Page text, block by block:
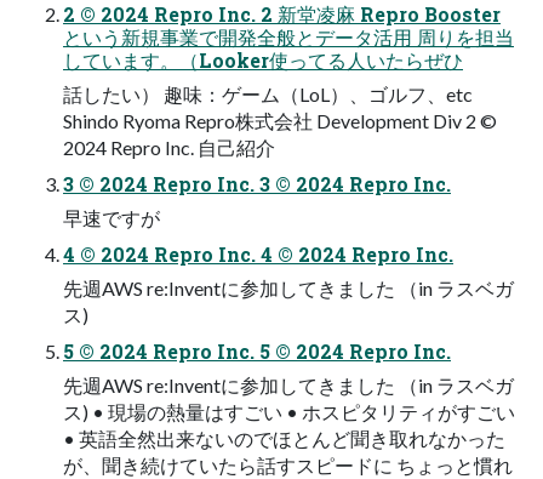
2 © 2024 Repro Inc. 2 新堂凌⿇ Repro Booster
という新規事業で開発全般とデータ活⽤ 周りを担当
しています。（Looker使ってる⼈いたらぜひ
話したい） 趣味：ゲーム（LoL）、ゴルフ、etc
Shindo Ryoma Repro株式会社 Development Div 2 ©
2024 Repro Inc. ⾃⼰紹介
3 © 2024 Repro Inc. 3 © 2024 Repro Inc.
早速ですが
4 © 2024 Repro Inc. 4 © 2024 Repro Inc.
先週AWS re:Inventに参加してきました （in ラスベガ
ス)
5 © 2024 Repro Inc. 5 © 2024 Repro Inc.
先週AWS re:Inventに参加してきました （in ラスベガ
ス) • 現場の熱量はすごい • ホスピタリティがすごい
• 英語全然出来ないのでほとんど聞き取れなかった
が、聞き続けていたら話すスピードに ちょっと慣れ